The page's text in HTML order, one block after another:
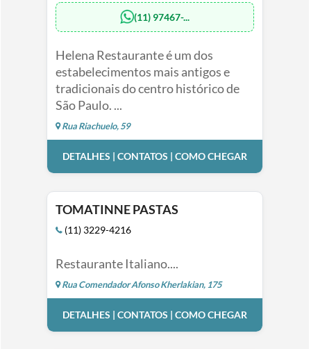
(11) 97467-...
Helena Restaurante é um dos
estabelecimentos mais antigos e
tradicionais do centro histórico de
São Paulo. ...
Rua Riachuelo, 59
DETALHES | CONTATOS | COMO CHEGAR
TOMATINNE PASTAS
(11) 3229-4216
Restaurante Italiano....
Rua Comendador Afonso Kherlakian, 175
DETALHES | CONTATOS | COMO CHEGAR